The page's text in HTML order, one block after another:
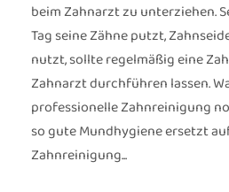
beim Zahnarzt zu unterziehen.
Tag seine Zähne putzt,
nutzt, sollte regelmäßig eine
Zahnarzt durchführen lassen.
professionelle Zahnreinigung
so gute Mundhygiene ersetzt
Zahnreinigung...